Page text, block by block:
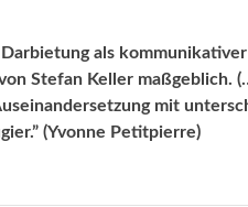
als
Stefan Keller maßgeblich.
mit
(Yvonne Petitpierre)